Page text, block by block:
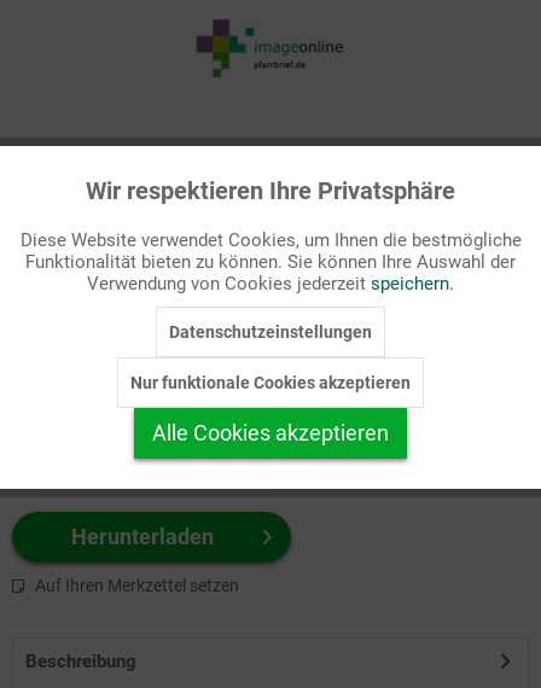
Passende Stichworte
Fastenzeit/Passion, Kirchenjahr
zuerst Ihr Produktformat aus.
z.B. Farbe-Grafik, Schwarz-Weiß-Grafik, mit/ohne Text ...
Herunterladen
Auf Ihren Merkzettel setzen
Beschreibung
Funktionale Aktiv
Marketing Inaktiv
Personalisierung Inaktiv
Service
Wir respektieren Ihre Privatsphäre
Diese Website verwendet Cookies, um Ihnen die bestmögliche
Funktionalität bieten zu können. Sie können Ihre Auswahl der
Verwendung von Cookies jederzeit speichern.
Datenschutzeinstellungen
Nur funktionale Cookies akzeptieren
Alle Cookies akzeptieren